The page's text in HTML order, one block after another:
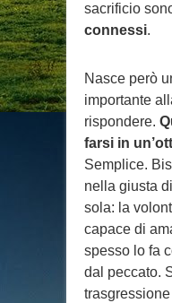
sacrificio
connessi.
Nasce però
importante
rispondere.
farsi in
Semplice.
nella giusta
sola: la
capace di
spesso lo fa
dal peccato.